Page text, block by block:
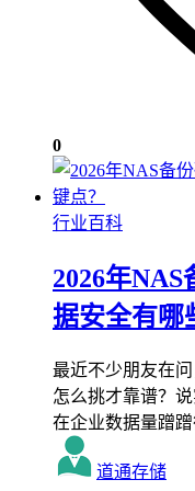
0
行业百科
2026年
据安全有哪
最近不少朋友在
怎么挑才靠谱？
在企业数据量蹭
道通存储